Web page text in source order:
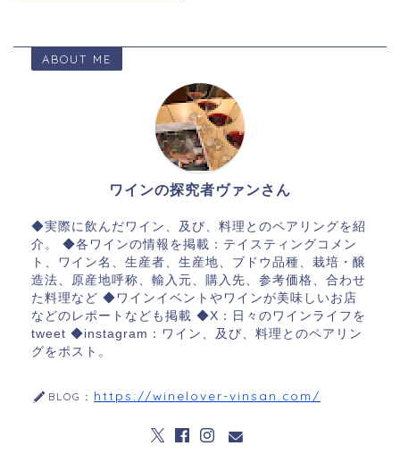
ABOUT ME
ワインの探究者ヴァンさん
◆実際に飲んだワイン、及び、料理とのペアリングを紹
介。 ◆各ワインの情報を掲載：テイスティングコメン
ト、ワイン名、生産者、生産地、ブドウ品種、栽培・醸
造法、原産地呼称、輸入元、購入先、参考価格、合わせ
た料理など ◆ワインイベントやワインが美味しいお店
などのレポートなども掲載 ◆X：日々のワインライフを
tweet ◆instagram：ワイン、及び、料理とのペアリン
グをポスト。
BLOG： https://winelover-vinsan.com/